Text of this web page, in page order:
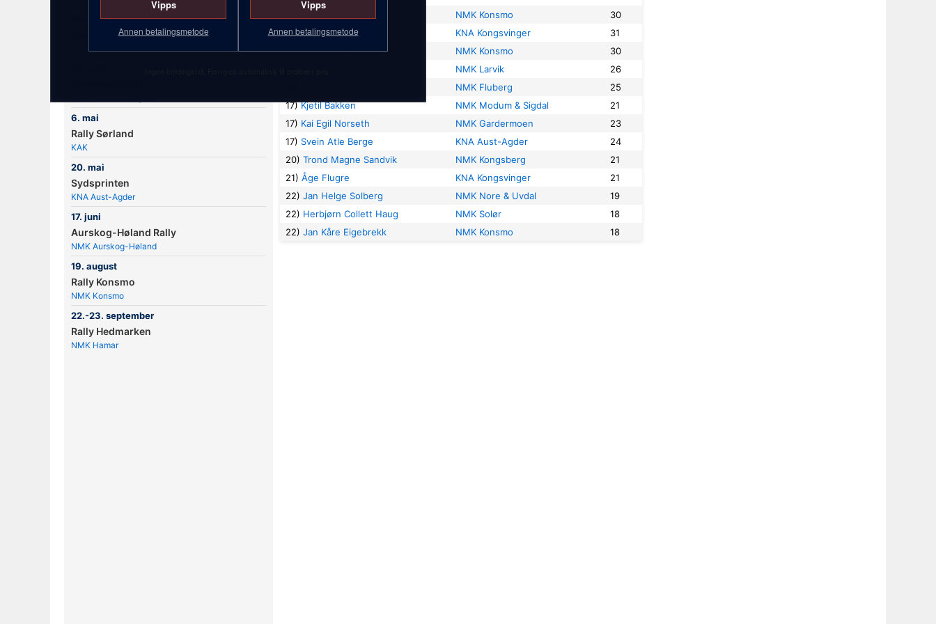
Vipps
Annen betalingsmetode
Vipps
Annen betalingsmetode
25. februar
Numedalsrally
NMK Nore & Uvdal
6. mai
Rally Sørland
KAK
20. mai
Sydsprinten
KNA Aust-Agder
17. juni
Aurskog-Høland Rally
NMK Aurskog-Høland
19. august
Rally Konsmo
NMK Konsmo
22.-23. september
Rally Hedmarken
NMK Hamar
NMK Konsmo
30
11)Hans Martin Bakken KNA Kongsvinger
31
14)Morten Hille Rosseland NMK Konsmo
30
NMK Larvik
26
NMK Fluberg
25
17)Kjetil Bakken NMK Modum & Sigdal
21
17) Kai Egil Norseth NMK Gardermoen
23
17) Svein Atle Berge KNA Aust-Agder
24
20) Trond Magne Sandvik NMK Kongsberg
21
21) Åge Flugre KNA Kongsvinger
21
22) Jan Helge Solberg NMK Nore & Uvdal
19
22) Herbjørn Collett Haug NMK Solør
18
22) Jan Kåre Eigebrekk NMK Konsmo 18